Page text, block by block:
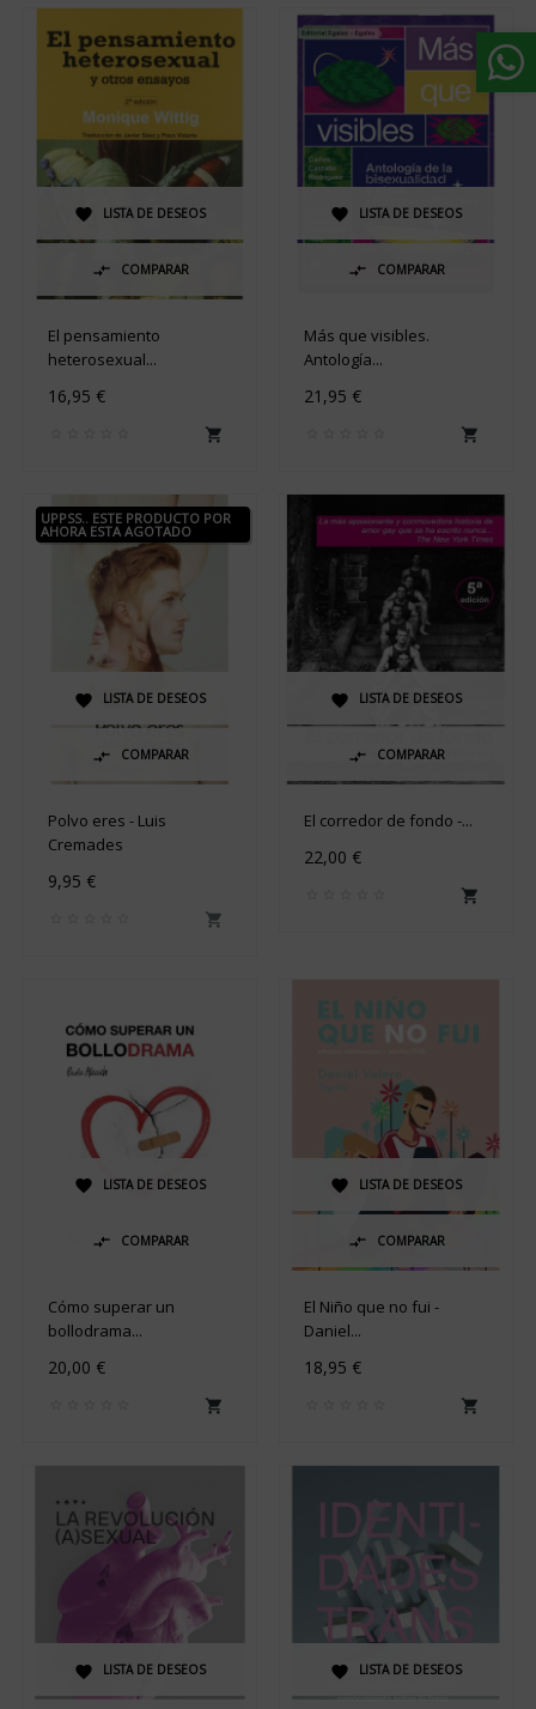
 LISTA DE DESEOS
 COMPARAR
El pensamiento
heterosexual...
16,95 €

 LISTA DE DESEOS
 COMPARAR
Más que visibles.
Antología...
21,95 €

UPPSS.. ESTE PRODUCTO POR
AHORA ESTA AGOTADO
 LISTA DE DESEOS
 COMPARAR
Polvo eres - Luis
Cremades
9,95 €

 LISTA DE DESEOS
 COMPARAR
El corredor de fondo -...
22,00 €

 LISTA DE DESEOS
 COMPARAR
Cómo superar un
bollodrama...
20,00 €

 LISTA DE DESEOS
 COMPARAR
El Niño que no fui -
Daniel...
18,95 €

 LISTA DE DESEOS  LISTA DE DESEOS